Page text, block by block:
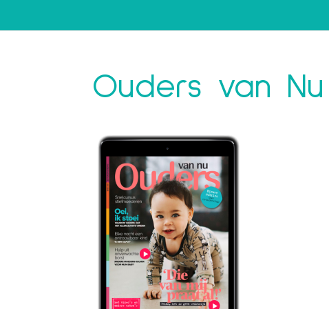
Ouders van Nu